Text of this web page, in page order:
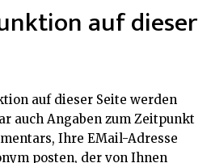
auf dieser
auf dieser Seite werden
auch Angaben zum Zeitpunkt
Ihre EMail-Adresse
posten, der von Ihnen